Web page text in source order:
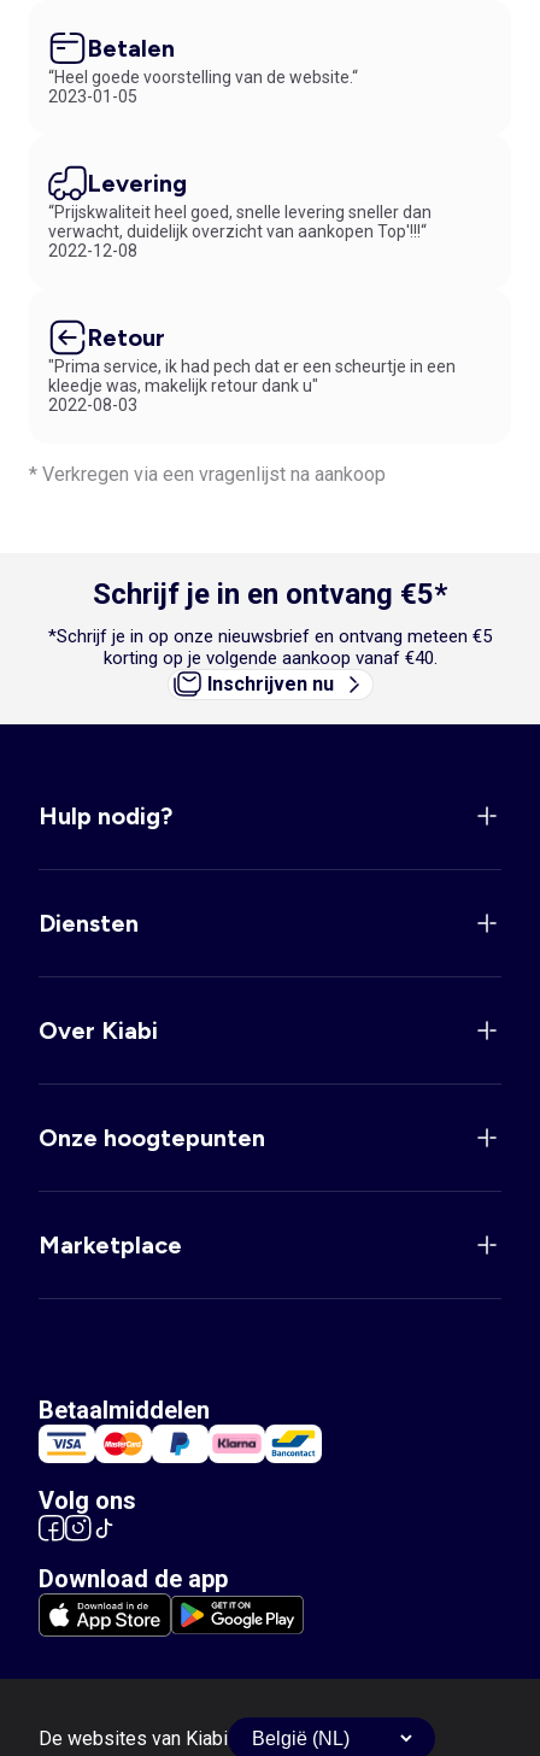
Betalen
“Heel goede voorstelling van de website.“
2023-01-05
Levering
“Prijskwaliteit heel goed, snelle levering sneller dan
verwacht, duidelijk overzicht van aankopen Top'!!!“
2022-12-08
Retour
"Prima service, ik had pech dat er een scheurtje in een
kleedje was, makelijk retour dank u"
2022-08-03
* Verkregen via een vragenlijst na aankoop
Schrijf je in en ontvang €5*
*Schrijf je in op onze nieuwsbrief en ontvang meteen €5
korting op je volgende aankoop vanaf €40.
Inschrijven nu
Hulp nodig?
Diensten
Over Kiabi
Onze hoogtepunten
Marketplace
Betaalmiddelen
Volg ons
Download de app
De websites van Kiabi